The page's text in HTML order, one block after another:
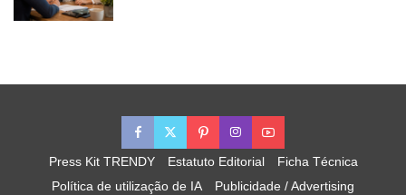
Press Kit TRENDY Estatuto Editorial
Ficha Técnica
Política de utilização de IA
Publicidade / Advertising